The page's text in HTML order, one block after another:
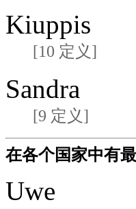
Kiuppis
[10 定义]
Sandra
[9 定义]
在各个国家中有
Uwe